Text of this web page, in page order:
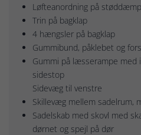
Løfteanordning på
Trin på bagklap
4 hængsler på bagklap
Gummibund, påklebet og
Gummi på læsserampe
sidestop
Sidevæg til venstre
Skillevæg mellem sadelrum,
Sadelskab med skovl med
dørnet og spejl på dør